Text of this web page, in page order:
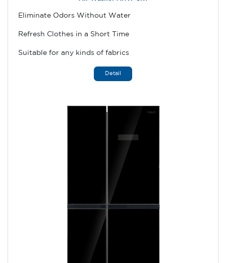
Eliminate Odors Without Water
Refresh Clothes in a Short Time
Suitable for any kinds of fabrics
Detail